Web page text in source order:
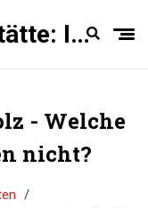
Pirnar Tischlerwerkstätte: Innentüren Experten
- Welche
nicht?